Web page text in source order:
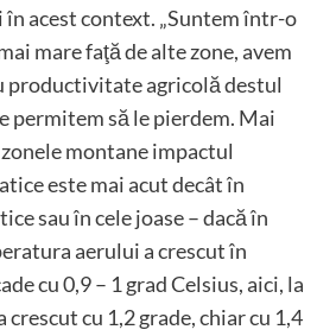
acest context. „Suntem într-o
mare faţă de alte zone, avem
productivitate agricolă destul
permitem să le pierdem. Mai
montane impactul
este mai acut decât în
sau în cele joase – dacă în
aerului a crescut în
cu 0,9 – 1 grad Celsius, aici, la
cu 1,2 grade, chiar cu 1,4